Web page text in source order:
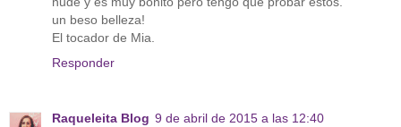
un beso belleza!
El tocador de Mia.
Responder
Raqueleita Blog 9 de abril de 2015 a las 12:40